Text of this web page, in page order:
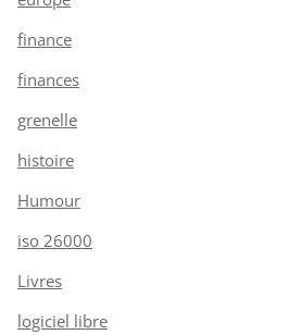
finance
finances
grenelle
histoire
Humour
iso 26000
Livres
logiciel libre